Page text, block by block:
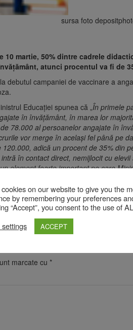
sursa foto
martie, 50% dintre cadrele
atunci procentul va fi de
debutul campaniei de vaccinare a
Educației spunea că „În primele
în învăţământ, în marea lor
78.000 al persoanelor angajate în
vor merge în acelaşi fel până pe
adică un procent de 35% din
în contact direct, nemijlocit cu elevii
element foarte important pe care
au putut să îl facă în beneficiul
marcate cu *
on our website to give you the
by remembering your preferences
“Accept”, you consent to the use of
ACCEPT